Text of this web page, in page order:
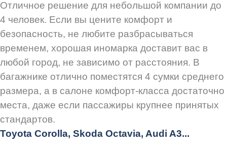
Отличное решение для небольшой компании до
4 человек. Если вы цените комфорт и
безопасность, не любите разбрасываться
временем, хорошая иномарка доставит вас в
любой город, не зависимо от расстояния. В
багажнике отлично поместятся 4 сумки среднего
размера, а в салоне комфорт-класса достаточно
места, даже если пассажиры крупнее принятых
стандартов.
Toyota Corolla, Skoda Octavia, Audi A3...